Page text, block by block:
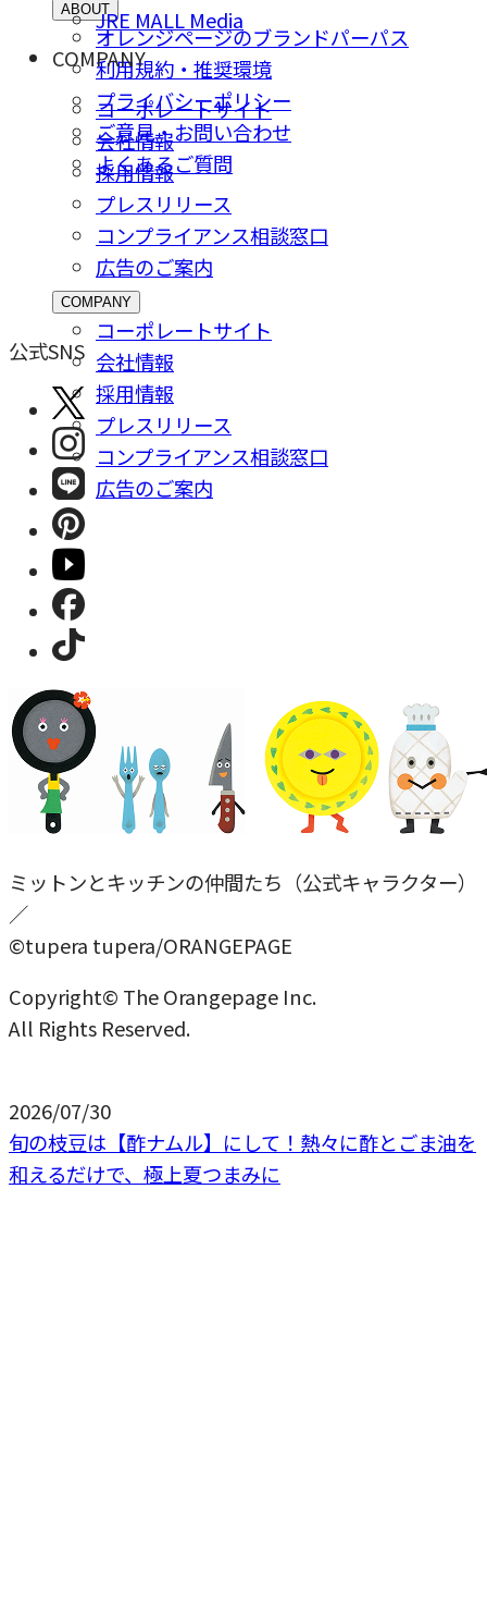
JRE MALL Media
ABOUT
オレンジページのブランドパーパス
利用規約・推奨環境
プライバシーポリシー
ご意⾒・お問い合わせ
よくあるご質問
COMPANY
コーポレートサイト
会社情報
採⽤情報
プレスリリース
コンプライアンス相談窓⼝
広告のご案内
COMPANY
コーポレートサイト
会社情報
採⽤情報
プレスリリース
コンプライアンス相談窓⼝
広告のご案内
公式SNS
ミットンとキッチンの仲間たち（公式キャラクター）
／
©tupera tupera/ORANGEPAGE
Copyright© The Orangepage Inc.
All Rights Reserved.
2026/07/30
旬の枝豆は【酢ナムル】にして！熱々に酢とごま油を
和えるだけで、極上夏つまみに